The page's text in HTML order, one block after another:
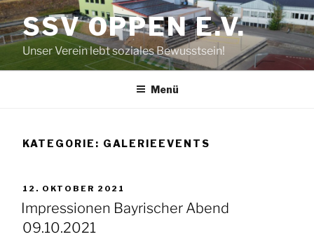
Zum
Inhalt
springenSSV OPPEN E.V.
Unser Verein lebt soziales Bewusstsein!
Menü
KATEGORIE: GALERIEEVENTS
VERÖFFENTLICHT
AM
12. OKTOBER 2021
Impressionen Bayrischer Abend
09.10.2021